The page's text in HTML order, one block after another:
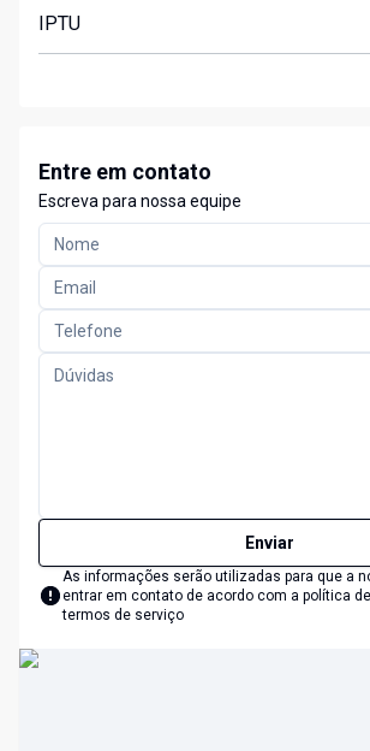
IPTU
Entre em contato
Escreva para nossa equipe
Enviar
As informações serão utilizadas para que a
entrar em contato de acordo com a política
termos de serviço